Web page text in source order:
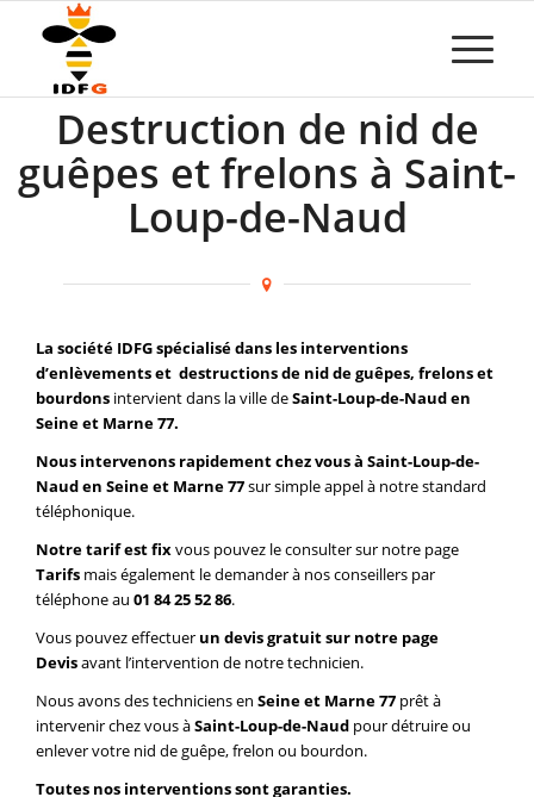
Destruction de nid de
guêpes et frelons à Saint-
Loup-de-Naud
La société IDFG spécialisé dans les interventions
d’enlèvements et destructions de nid de guêpes, frelons et
bourdons intervient dans la ville deSaint-Loup-de-Naud en
Seine et Marne 77.
Nous intervenons rapidement chez vous à Saint-Loup-de-
Naud en Seine et Marne 77sur simple appel à notre standard
téléphonique.
Notre tarif est fixvous pouvez le consulter sur notre page
Tarifs mais également le demander à nos conseillers par
téléphone au 01 84 25 52 86.
Vous pouvez effectuer un devis gratuit sur notre page
Devisavant l’intervention de notre technicien.
Nous avons des techniciens en Seine et Marne 77 prêt à
intervenir chez vous àSaint-Loup-de-Naud pour détruire ou
enlever votre nid de guêpe, frelon ou bourdon.
Toutes nos interventions sont garanties.